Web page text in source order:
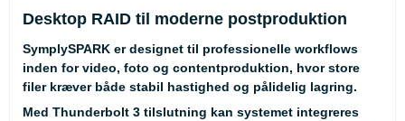
Desktop RAID til moderne postproduktion
SymplySPARK er designet til professionelle workflows
inden for video, foto og contentproduktion, hvor store
filer kræver både stabil hastighed og pålidelig lagring.
Med Thunderbolt 3 tilslutning kan systemet integreres